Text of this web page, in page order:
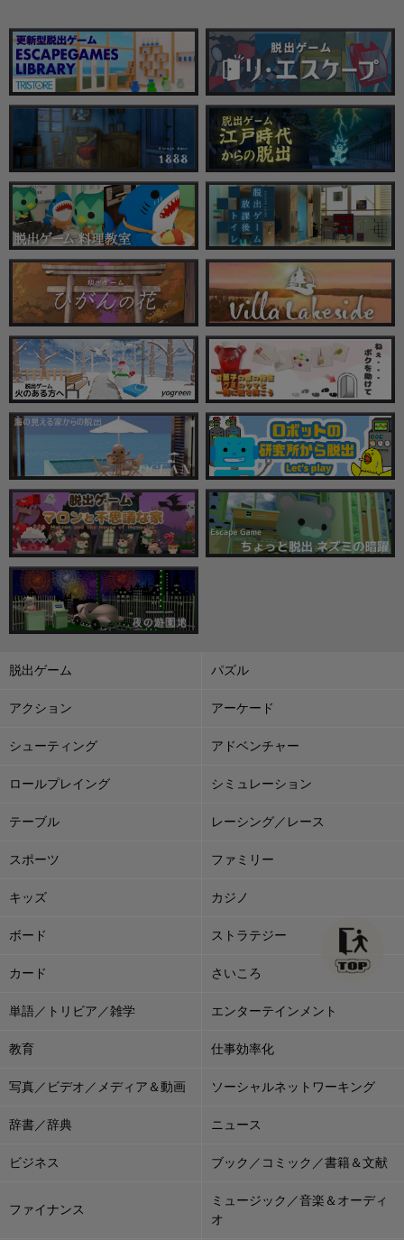
脱出ゲーム パズル
アクション アーケード
シューティング アドベンチャー
ロールプレイング シミュレーション
テーブル レーシング／レース
スポーツ ファミリー
キッズ カジノ
ボード ストラテジー
カード さいころ
単語／トリビア／雑学 エンターテインメント
教育 仕事効率化
写真／ビデオ／メディア＆動画 ソーシャルネットワーキング
辞書／辞典 ニュース
ビジネス ブック／コミック／書籍＆文献
ファイナンス
ミュージック／音楽＆オーディ
オ